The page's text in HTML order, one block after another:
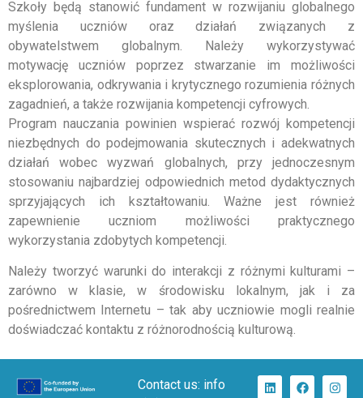
Szkoły będą stanowić fundament w rozwijaniu globalnego
myślenia uczniów oraz działań związanych z
obywatelstwem globalnym. Należy wykorzystywać
motywację uczniów poprzez stwarzanie im możliwości
eksplorowania, odkrywania i krytycznego rozumienia różnych
zagadnień, a także rozwijania kompetencji cyfrowych.
Program nauczania powinien wspierać rozwój kompetencji
niezbędnych do podejmowania skutecznych i adekwatnych
działań wobec wyzwań globalnych, przy jednoczesnym
stosowaniu najbardziej odpowiednich metod dydaktycznych
sprzyjających ich kształtowaniu. Ważne jest również
zapewnienie uczniom możliwości praktycznego
wykorzystania zdobytych kompetencji.
Należy tworzyć warunki do interakcji z różnymi kulturami –
zarówno w klasie, w środowisku lokalnym, jak i za
pośrednictwem Internetu – tak aby uczniowie mogli realnie
doświadczać kontaktu z różnorodnością kulturową.
Contact us: info